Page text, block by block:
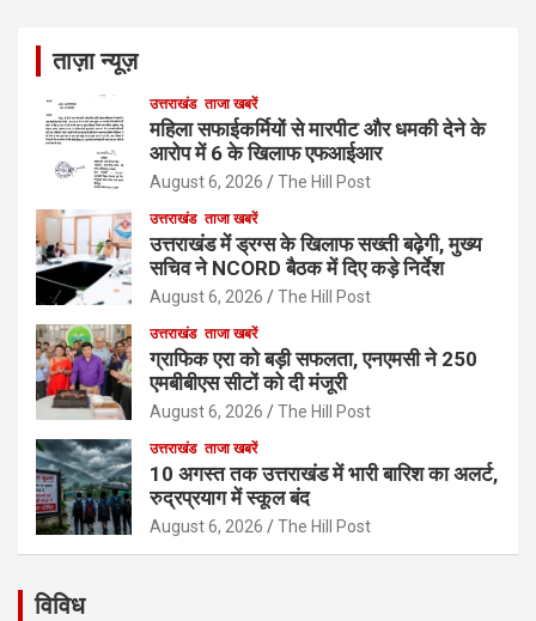
ताज़ा न्यूज़
उत्तराखंड ताजा खबरें
महिला सफाईकर्मियों से मारपीट और धमकी देने के
आरोप में 6 के खिलाफ एफआईआर
August 6, 2026 The Hill Post
उत्तराखंड ताजा खबरें
उत्तराखंड में ड्रग्स के खिलाफ सख्ती बढ़ेगी, मुख्य
सचिव ने NCORD बैठक में दिए कड़े निर्देश
August 6, 2026 The Hill Post
उत्तराखंड ताजा खबरें
ग्राफिक एरा को बड़ी सफलता, एनएमसी ने 250
एमबीबीएस सीटों को दी मंजूरी
August 6, 2026 The Hill Post
उत्तराखंड ताजा खबरें
10 अगस्त तक उत्तराखंड में भारी बारिश का अलर्ट,
रुद्रप्रयाग में स्कूल बंद
August 6, 2026 The Hill Post
विविध